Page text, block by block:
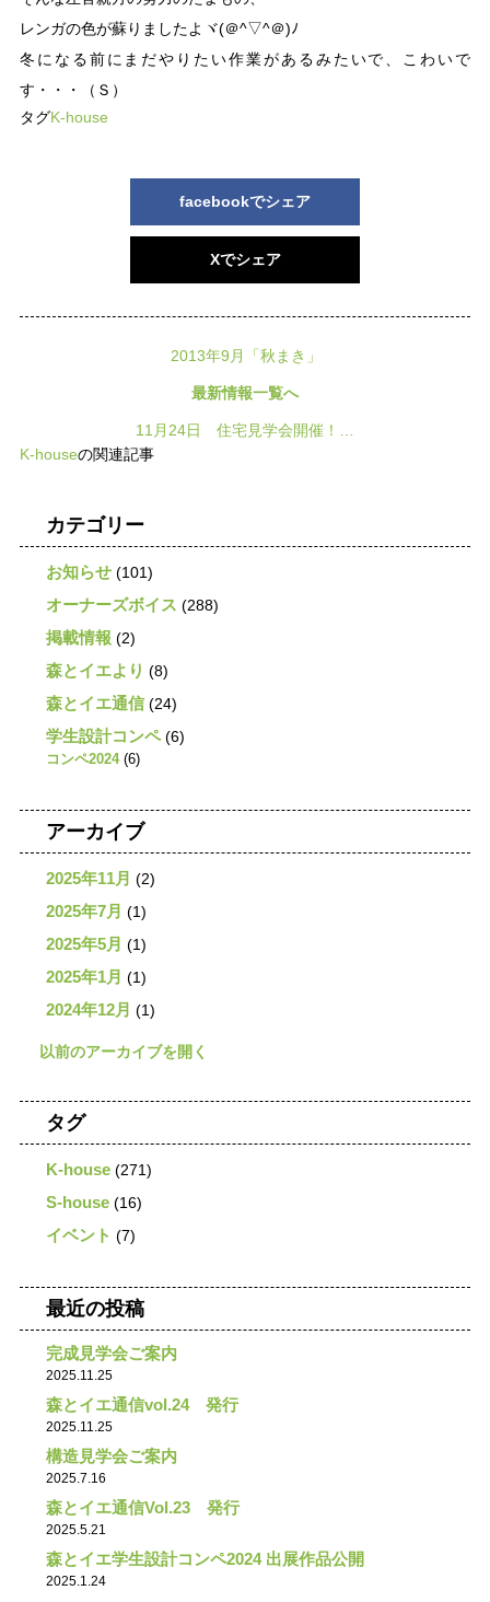
レンガの色が蘇りましたよヾ(＠^▽^＠)ﾉ
冬になる前にまだやりたい作業があるみたいで、こわいで
す・・・（Ｓ）
タグK-house
facebookでシェア
Xでシェア
2013年9月「秋まき」
最新情報一覧へ
11月24日 住宅見学会開催！…
K-houseの関連記事
カテゴリー
お知らせ(101)
オーナーズボイス (288)
掲載情報 (2)
森とイエより (8)
森とイエ通信(24)
学生設計コンペ(6)
コンペ2024(6)
アーカイブ
2025年11月 (2)
2025年7月 (1)
2025年5月 (1)
2025年1月 (1)
2024年12月 (1)
タグ
K-house(271)
S-house(16)
イベント (7)
最近の投稿
完成見学会ご案内
2025.11.25
森とイエ通信vol.24 発行
2025.11.25
構造見学会ご案内
2025.7.16
森とイエ通信Vol.23 発行
2025.5.21
森とイエ学生設計コンペ2024 出展作品公開
2025.1.24